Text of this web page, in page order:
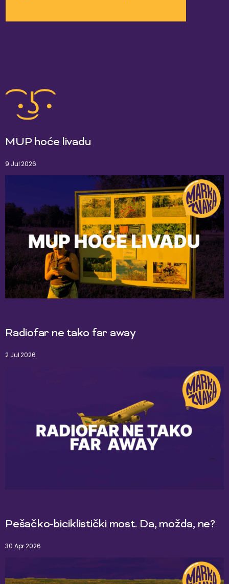
MUP hoće livadu
9 Jul 2026
Radiofar ne tako far away
2 Jul 2026
Pešačko-biciklistički most. Da, možda, ne?
30 Apr 2026